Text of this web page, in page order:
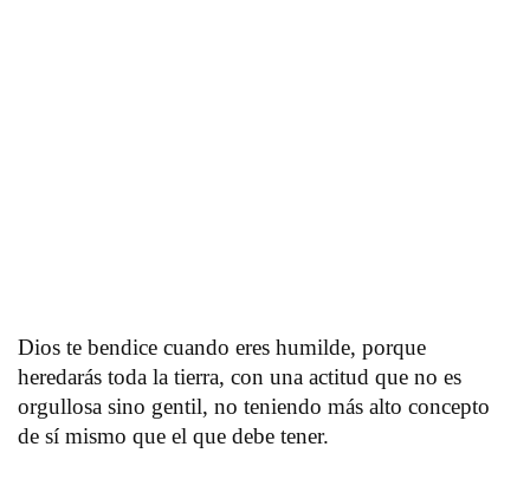
Dios te bendice cuando eres humilde, porque
heredarás toda la tierra, con una actitud que no es
orgullosa sino gentil, no teniendo más alto concepto
de sí mismo que el que debe tener.